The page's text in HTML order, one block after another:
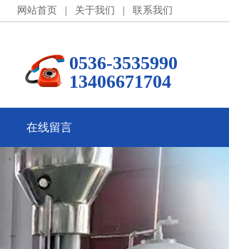
网站首页 关于我们 联系我们
0536-3535990
13406671704
在线留言